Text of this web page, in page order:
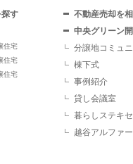
す
住宅
住宅
住宅
不動産売却を
中央グリーン
分譲地コミュ
棟下式
事例紹介
貸し会議室
暮らしステキ
越谷アルファ